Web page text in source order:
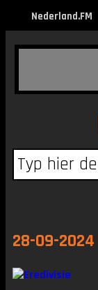
Nederland.FM
28-09-2024